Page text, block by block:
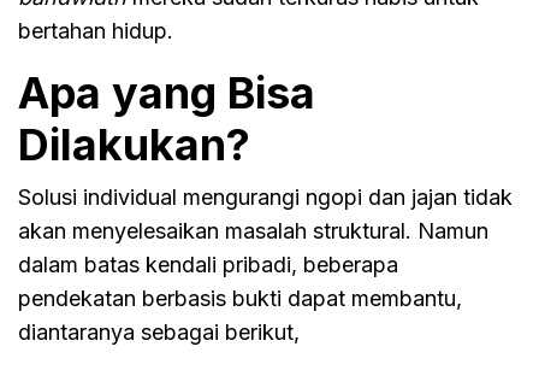
bertahan hidup.
Apa yang Bisa
Dilakukan?
Solusi individual mengurangi ngopi dan jajan tidak
akan menyelesaikan masalah struktural. Namun
dalam batas kendali pribadi, beberapa
pendekatan berbasis bukti dapat membantu,
diantaranya sebagai berikut,